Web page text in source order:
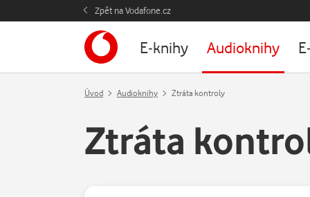
Zpět na Vodafone.cz
E-knihy Audioknihy
Úvod Audioknihy Ztráta kontroly
Ztráta